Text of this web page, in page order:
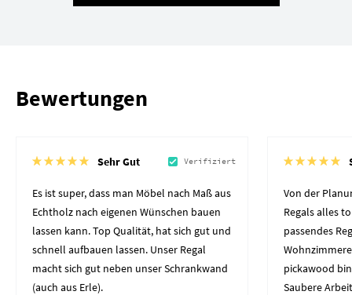
Bewertungen
Sehr Gut Verifiziert
Es ist super, dass man Möbel nach Maß aus
Echtholz nach eigenen Wünschen bauen
lassen kann. Top Qualität, hat sich gut und
schnell aufbauen lassen. Unser Regal
macht sich gut neben unser Schrankwand
(auch aus Erle).
Von der
Regals alles
passendes
pickawood
Saubere